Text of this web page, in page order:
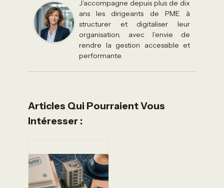
J’accompagne depuis plus de dix
ans les dirigeants de PME à
structurer et digitaliser leur
organisation, avec l’envie de
rendre la gestion accessible et
performante.
Articles Qui Pourraient Vous
Intéresser :